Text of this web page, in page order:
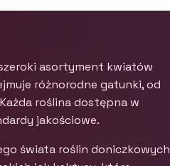
asortyment kwiatów
różnorodne gatunki, od
roślina dostępna w
jakościowe.
świata roślin doniczkowych